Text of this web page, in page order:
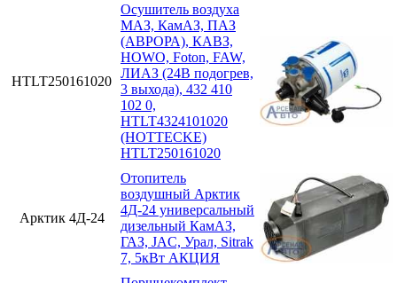
HTLT250161020
Осушитель воздуха
МАЗ, КамАЗ, ПАЗ
(АВРОРА), КАВЗ,
HOWO, Foton, FAW,
ЛИАЗ (24В подогрев,
3 выхода), 432 410
102 0,
HTLT4324101020
(HOTTECKE)
HTLT250161020
Арктик 4Д-24
Отопитель
воздушный Арктик
4Д-24 универсальный
дизельный КамАЗ,
ГАЗ, JAC, Урал, Sitrak
7, 5кВт АКЦИЯ